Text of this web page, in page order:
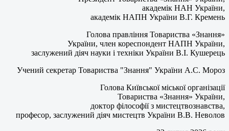
академік НАН України,
академік НАПН України В.Г. Кремень
Голова правління Товариства «Знання»
України, член кореспондент НАПН України,
заслужений діяч науки і техніки України В.І. Кушерець
Учений секретар Товариства "Знання" України А.С. Мороз
Голова Київської міської організації
Товариства «Знання» України,
доктор філософії з мистецтвознавства,
професор, заслужений діяч мистецтв України В.В. Неволов